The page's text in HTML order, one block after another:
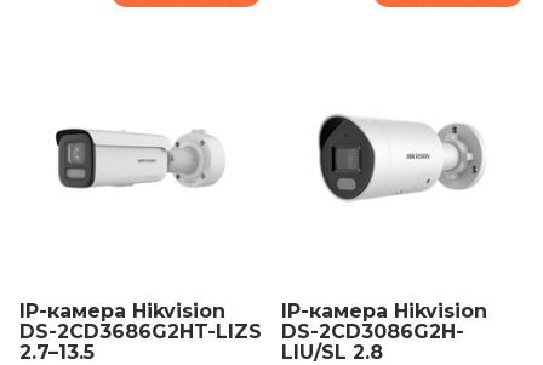
IP-камера Hikvision
DS-2CD3686G2HT-LIZS
2.7–13.5
IP-камера Hikvision
DS-2CD3086G2H-
LIU/SL 2.8